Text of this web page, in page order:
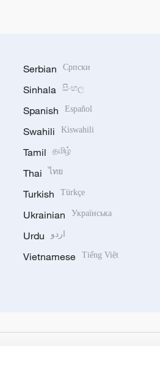
Serbian Српски
Sinhala සිංහල
Spanish Español
Swahili Kiswahili
Tamil தமிழ்
Thai ไทย
Turkish Türkçe
Ukrainian Українська
Urdu اردو
Vietnamese Tiếng Việt